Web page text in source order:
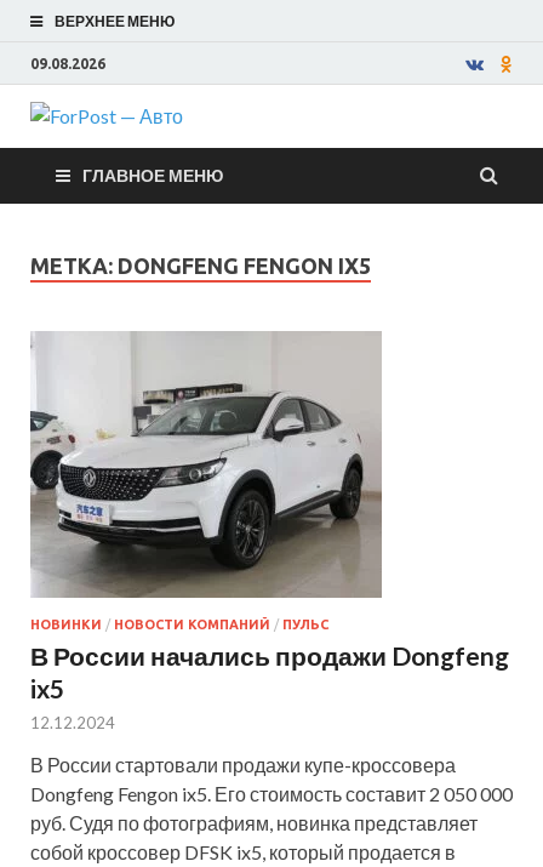
ВЕРХНЕЕ МЕНЮ
09.08.2026
ForPost —
Авто
ГЛАВНОЕ МЕНЮ
МЕТКА: DONGFENG FENGON IX5
НОВИНКИ / НОВОСТИ КОМПАНИЙ / ПУЛЬС
В России начались продажи Dongfeng
ix5
12.12.2024
В России стартовали продажи купе-кроссовера
Dongfeng Fengon ix5. Его стоимость составит 2 050 000
руб. Судя по фотографиям, новинка представляет
собой кроссовер DFSK ix5, который продается в